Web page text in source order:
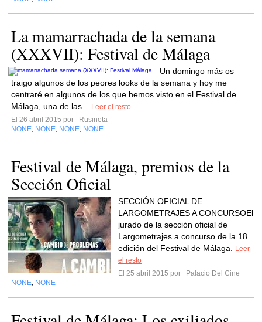
La mamarrachada de la semana
(XXXVII): Festival de Málaga
Un domingo más os
traigo algunos de los peores looks de la semana y hoy me
centraré en algunos de los que hemos visto en el Festival de
Málaga, una de las...
Leer el resto
El 26 abril 2015 por
Rusineta
NONE NONE NONE NONE
Festival de Málaga, premios de la
Sección Oficial
SECCIÓN OFICIAL DE
LARGOMETRAJES A CONCURSOEl
jurado de la sección oficial de
Largometrajes a concurso de la 18
edición del Festival de Málaga.
Leer
el resto
El 25 abril 2015 por
Palacio Del Cine
NONE NONE